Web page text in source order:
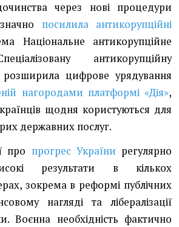
через нові процедури
посилила антикорупційні
Національне антикорупційне
антикорупційну
розширила цифрове урядування
нагородами платформі «Дія»,
щодня користуються для
державних послуг.
про прогрес України регулярно
результати в кількох
зокрема в реформі публічних
нагляді та лібералізації
Воєнна необхідність фактично